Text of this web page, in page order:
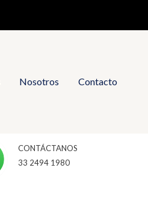
Nosotros Contacto
CONTÁCTANOS
33 2494 1980